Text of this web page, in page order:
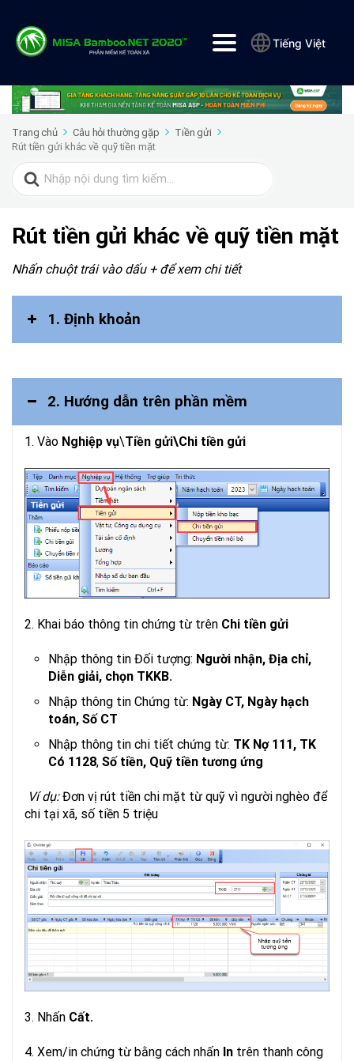
Tiếng Việt
Trang chủ Câu hỏi thường gặp
Tiền gửi
Rút tiền gửi khác về quỹ tiền mặt
Search
for:
Rút tiền gửi khác về quỹ tiền mặt
Nhấn chuột trái vào dấu + để xem chi tiết
1. Định khoản
2. Hướng dẫn trên phần mềm
1. Vào Nghiệp vụ\Tiền gửi\Chi tiền gửi
2. Khai báo thông tin chứng từ trên Chi tiền gửi
Nhập thông tin Đối tượng: Người nhận, Địa chỉ,
Diễn giải, chọn TKKB.
Nhập thông tin Chứng từ: Ngày CT, Ngày hạch
toán, Số CT
Nhập thông tin chi tiết chứng từ: TK Nợ 111, TK
Có 1128, Số tiền, Quỹ tiền tương ứng
Ví dụ:Đơn vị rút tiền chi mặt từ quỹ vì người nghèo để
chi tại xã, số tiền 5 triệu
3. Nhấn Cất.
4. Xem/in chứng từ bằng cách nhấn In trên thanh công